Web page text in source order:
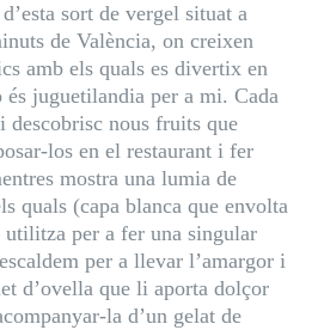
sort de vergel situat a
de València, on creixen
amb els quals es divertix en
juguetilandia per a mi. Cada
descobrisc nous fruits que
los en el restaurant i fer
mostra una lumia de
quals (capa blanca que envolta
per a fer una singular
per a llevar l’amargor i
d’ovella que li aporta dolçor
la d’un gelat de